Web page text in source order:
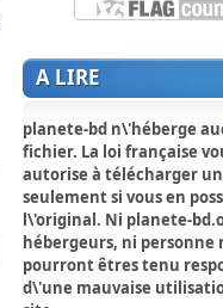
A LIRE
planete-bd n\'héberge
fichier. La loi française
autorise à télécharger
seulement si vous en
l\'original. Ni planete-
hébergeurs, ni personne
pourront êtres tenu
d\'une mauvaise